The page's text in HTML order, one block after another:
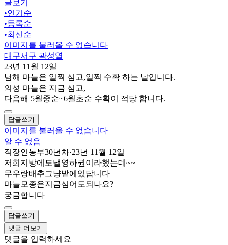
글보기
•인기순
•등록순
•최신순
이미지를 불러올 수 없습니다
대구서구 곽성열
23년 11월 12일
남해 마늘은 일찍 심고,일찍 수확 하는 날입니다.
의성 마늘은 지금 심고,
다음해 5월중순~6월초순 수확이 적당 합니다.
답글쓰기
이미지를 불러올 수 없습니다
알 수 없음
직장인농부30년차·23년 11월 12일
저희지방에도낼영하권이라했는데~~
무우랑배추그냥밭에있답니다
마늘모종은지금심어도되나요?
궁금합니다
답글쓰기
댓글 더보기
댓글을 입력하세요